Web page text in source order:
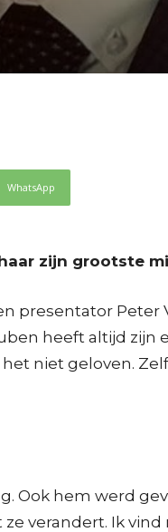
WhatsApp
zijn grootste
presentator Peter
heeft altijd zijn
niet geloven.
Ook hem werd
verandert. Ik